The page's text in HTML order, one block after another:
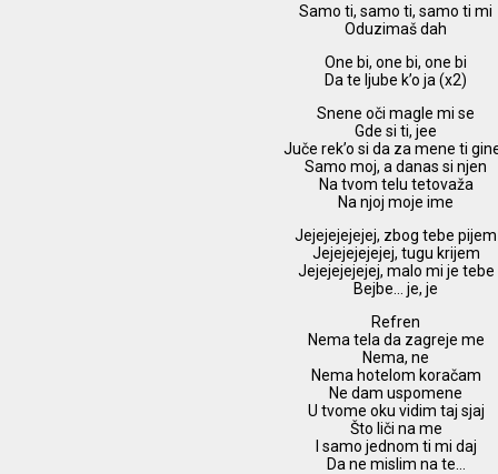
Samo ti, samo ti, samo ti mi
Oduzimaš dah
One bi, one bi, one bi
Da te ljube k’o ja (x2)
Snene oči magle mi se
Gde si ti, jee
Juče rek’o si da za mene ti
Samo moj, a danas si njen
Na tvom telu tetovaža
Na njoj moje ime
Jejejejejejej, zbog tebe pijem
Jejejejejejej, tugu krijem
Jejejejejejej, malo mi je tebe
Bejbe… je, je
Refren
Nema tela da zagreje me
Nema, ne
Nema hotelom koračam
Ne dam uspomene
U tvome oku vidim taj sjaj
Što liči na me
I samo jednom ti mi daj
Da ne mislim na te…